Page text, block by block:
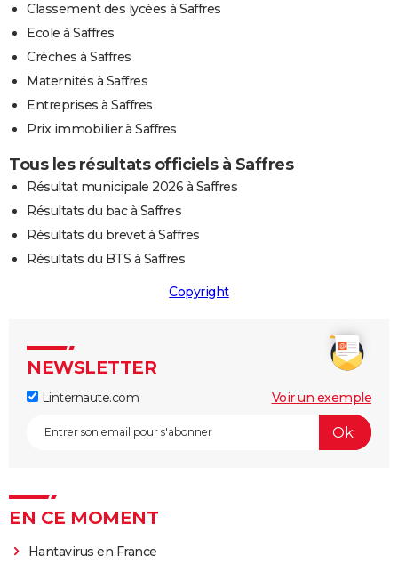
Classement des lycées à Saffres
Ecole à Saffres
Crèches à Saffres
Maternités à Saffres
Entreprises à Saffres
Prix immobilier à Saffres
Tous les résultats officiels à Saffres
Résultat municipale 2026 à Saffres
Résultats du bac à Saffres
Résultats du brevet à Saffres
Résultats du BTS à Saffres
Copyright
NEWSLETTER
Linternaute.com Voir un exemple
EN CE MOMENT
Hantavirus en France